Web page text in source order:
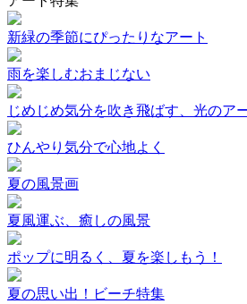
新緑の季節にぴったりなアート
雨を楽しむおまじない
じめじめ気分を吹き飛ばす、光のア
ひんやり気分で心地よく
夏の風景画
夏風運ぶ、癒しの風景
ポップに明るく、夏を楽しもう！
夏の思い出！ビーチ特集